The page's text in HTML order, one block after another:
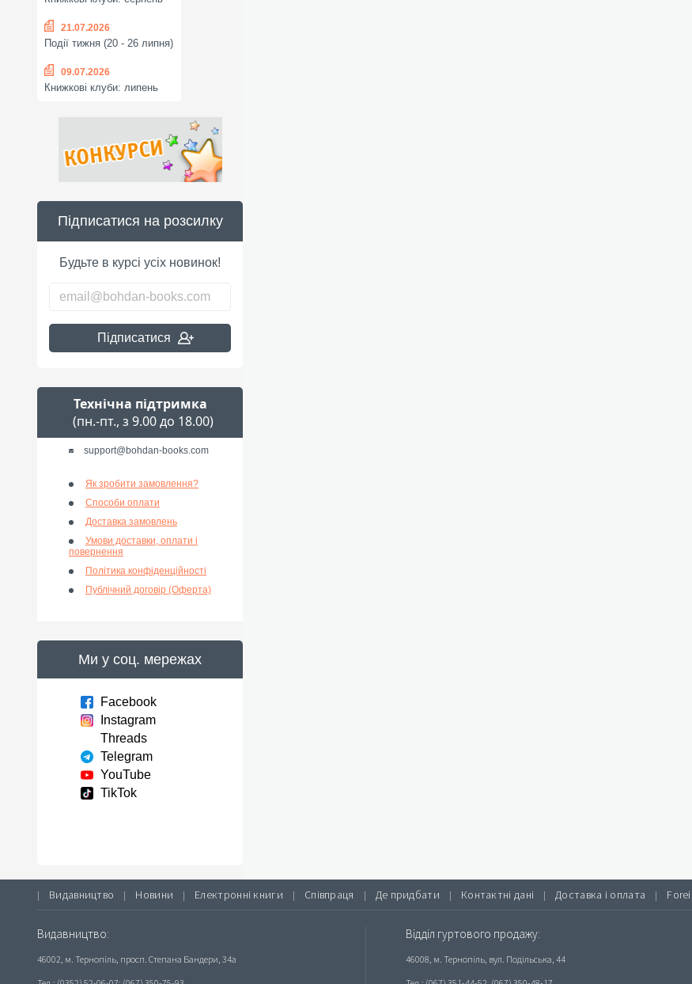
21.07.2026
Події тижня (20 - 26 липня)
09.07.2026
Книжкові клуби: липень
Підписатися на розсилку
Будьте в курсі усіх новинок!
Підписатися
Технічна підтримка
(пн.-пт., з 9.00 до 18.00)
support@bohdan-books.com
Як зробити замовлення?
Способи оплати
Доставка замовлень
Умови доставки, оплати і
повернення
Політика конфіденційності
Публічний договір (Оферта)
Ми у соц. мережах
Facebook
Instagram
Threads
Telegram
YouTube
TikTok
| Видавництво | Новини | Електронні книги | Співпраця | Де придбати | Контактні дані | Доставка і оплата |
Видавництво:
46002, м. Тернопіль, просп. Степана Бандери, 34а
Відділ гуртового продажу:
46008, м. Тернопіль, вул. Подільська, 44